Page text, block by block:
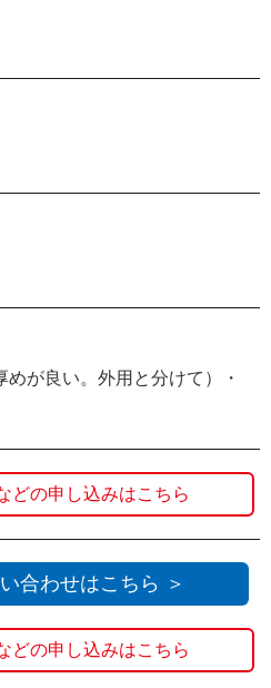
が良い。外用と分けて）・
どの申し込みはこちら
合わせはこちら ＞
どの申し込みはこちら